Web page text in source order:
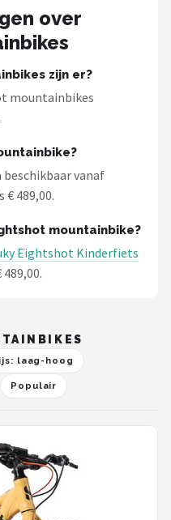
over
zijn er?
mountainbikes
vanaf
€ 489,00.
mountainbike?
Eightshot Kinderfiets
laag-hoog
Populair